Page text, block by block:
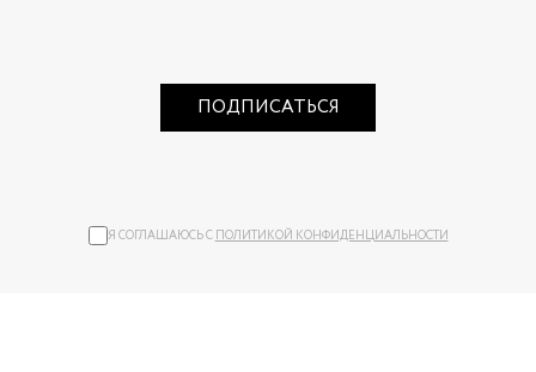
ПОДПИСАТЬСЯ
Я СОГЛАШАЮСЬ С ПОЛИТИКОЙ КОНФИДЕНЦИАЛЬНОСТИ